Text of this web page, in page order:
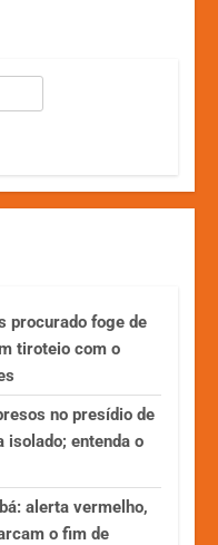
procurado foge de
tiroteio com o
no presídio de
isolado; entenda o
alerta vermelho,
o fim de